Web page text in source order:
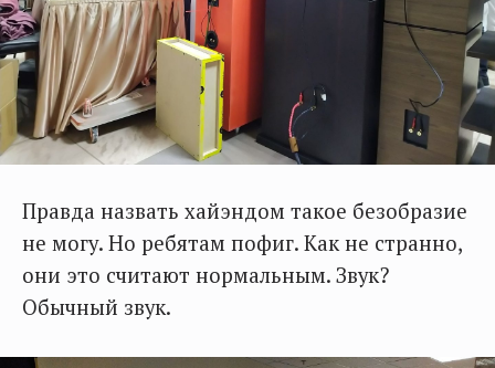
Правда назвать хайэндом такое безобразие
не могу. Но ребятам пофиг. Как не странно,
они это считают нормальным. Звук?
Обычный звук.